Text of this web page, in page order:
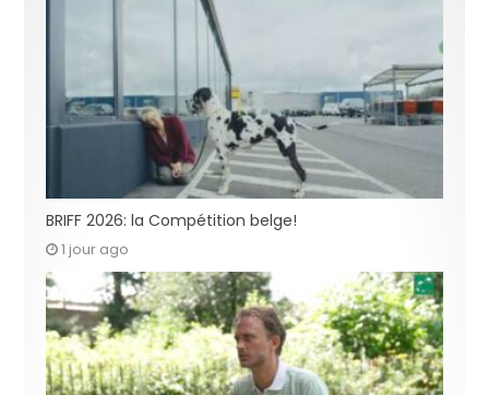
BRIFF 2026: la Compétition belge!
1 jour ago